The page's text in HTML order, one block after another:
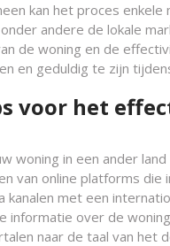
kan het proces
andere de lokale
de woning en de
en geduldig te zijn
voor het
woning in een ander
van online platforms
met een
over de
naar de taal van het